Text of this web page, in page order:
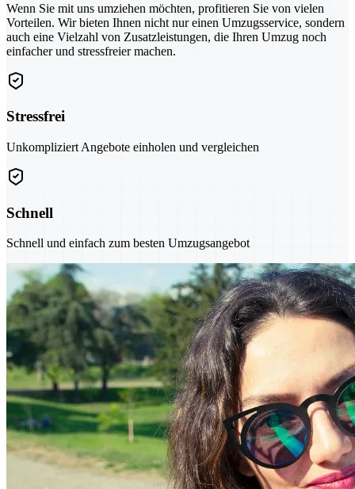
Wenn Sie mit uns umziehen möchten, profitieren Sie von vielen
Vorteilen. Wir bieten Ihnen nicht nur einen Umzugsservice, sondern
auch eine Vielzahl von Zusatzleistungen, die Ihren Umzug noch
einfacher und stressfreier machen.
Stressfrei
Unkompliziert Angebote einholen und vergleichen
Schnell
Schnell und einfach zum besten Umzugsangebot